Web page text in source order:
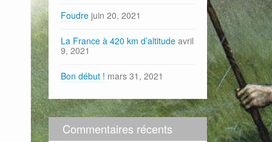
Foudre juin 20, 2021
La France à 420 km d’altitude avril
9, 2021
Bon début ! mars 31, 2021
Commentaires récents